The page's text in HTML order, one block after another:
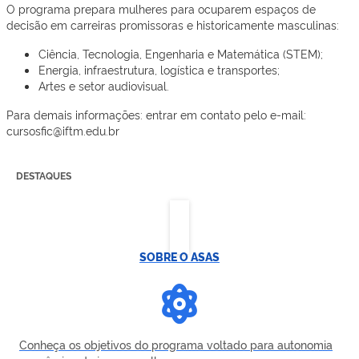
O programa prepara mulheres para ocuparem espaços de
decisão em carreiras promissoras e historicamente masculinas:
Ciência, Tecnologia, Engenharia e Matemática (STEM);
Energia, infraestrutura, logística e transportes;
Artes e setor audiovisual.
Para demais informações: entrar em contato pelo e-mail:
cursosfic@iftm.edu.br
DESTAQUES
SOBRE O ASAS
Conheça os objetivos do programa voltado para autonomia